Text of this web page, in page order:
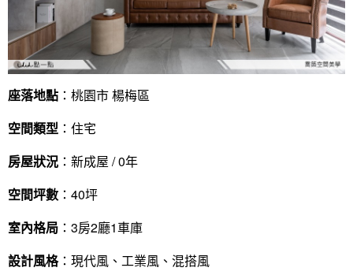
座落地點 ：桃園市 楊梅區
空間類型 ：住宅
房屋狀況 ：新成屋 / 0年
空間坪數 ：40坪
室內格局 ：3房2廳1車庫
設計風格：現代風、工業風、混搭風